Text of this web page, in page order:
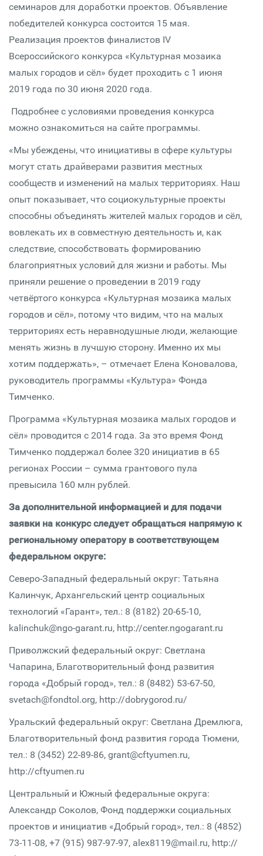
семинаров для доработки проектов. Объявление
победителей конкурса состоится 15 мая.
Реализация проектов финалистов IV
Всероссийского конкурса «Культурная мозаика
малых городов и сёл» будет проходить с 1 июня
2019 года по 30 июня 2020 года.
Подробнее с условиями проведения конкурса
можно ознакомиться на сайте программы.
«Мы убеждены, что инициативы в сфере культуры
могут стать драйверами развития местных
сообществ и изменений на малых территориях. Наш
опыт показывает, что социокультурные проекты
способны объединять жителей малых городов и сёл,
вовлекать их в совместную деятельность и, как
следствие, способствовать формированию
благоприятных условий для жизни и работы. Мы
приняли решение о проведении в 2019 году
четвёртого конкурса «Культурная мозаика малых
городов и сёл», потому что видим, что на малых
территориях есть неравнодушные люди, желающие
менять жизнь в лучшую сторону. Именно их мы
хотим поддержать», – отмечает Елена Коновалова,
руководитель программы «Культура» Фонда
Тимченко.
Программа «Культурная мозаика малых городов и
сёл» проводится с 2014 года. За это время Фонд
Тимченко поддержал более 320 инициатив в 65
регионах России – сумма грантового пула
превысила 160 млн рублей.
За дополнительной информацией и для подачи
заявки на конкурс следует обращаться напрямую к
региональному оператору в соответствующем
федеральном округе:
Северо-Западный федеральный округ: Татьяна
Калинчук, Архангельский центр социальных
технологий «Гарант», тел.: 8 (8182) 20-65-10,
kalinchuk@ngo-garant.ru, http://center.ngogarant.ru
Приволжский федеральный округ: Светлана
Чапарина, Благотворительный фонд развития
города «Добрый город», тел.: 8 (8482) 53-67-50,
svetach@fondtol.org, http://dobrygorod.ru/
Уральский федеральный округ: Светлана Дремлюга,
Благотворительный фонд развития города Тюмени,
тел.: 8 (3452) 22-89-86, grant@cftyumen.ru,
http://cftyumen.ru
Центральный и Южный федеральные округа:
Александр Соколов, Фонд поддержки социальных
проектов и инициатив «Добрый город», тел.: 8 (4852)
73-11-08, +7 (915) 987-97-97, alex8119@mail.ru, http://